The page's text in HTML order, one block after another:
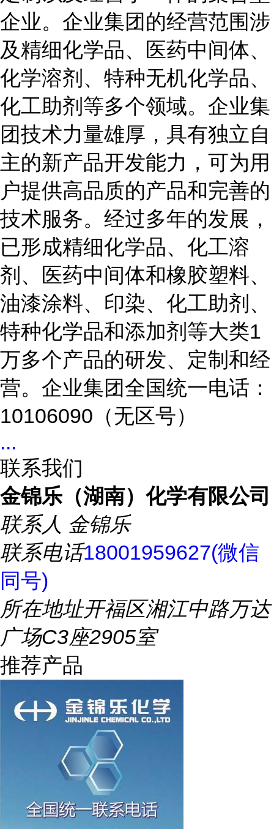
企业。企业集团的经营范围涉
及精细化学品、医药中间体、
化学溶剂、特种无机化学品、
化工助剂等多个领域。企业集
团技术力量雄厚，具有独立自
主的新产品开发能力，可为用
户提供高品质的产品和完善的
技术服务。经过多年的发展，
已形成精细化学品、化工溶
剂、医药中间体和橡胶塑料、
油漆涂料、印染、化工助剂、
特种化学品和添加剂等大类1
万多个产品的研发、定制和经
营。企业集团全国统一电话：
10106090（无区号）
...
联系我们
金锦乐（湖南）化学有限公司
联系人 金锦乐
联系电话18001959627(微信
同号)
所在地址开福区湘江中路万达
广场C3座2905室
推荐产品